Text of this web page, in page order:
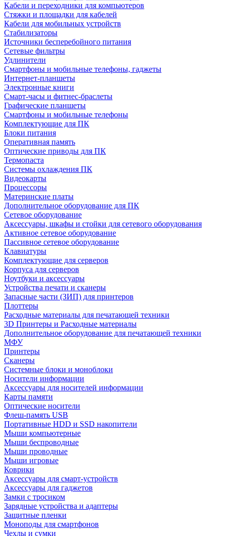
Кабели и переходники для компьютеров
Стяжки и площадки для кабелей
Кабели для мобильных устройств
Стабилизаторы
Источники бесперебойного питания
Сетевые фильтры
Удлинители
Смартфоны и мобильные телефоны, гаджеты
Интернет-планшеты
Электронные книги
Смарт-часы и фитнес-браслеты
Графические планшеты
Смартфоны и мобильные телефоны
Комплектующие для ПК
Блоки питания
Оперативная память
Оптические приводы для ПК
Термопаста
Системы охлаждения ПК
Видеокарты
Процессоры
Материнские платы
Дополнительное оборудование для ПК
Сетевое оборудование
Аксессуары, шкафы и стойки для сетевого оборудования
Активное сетевое оборудование
Пассивное сетевое оборудование
Клавиатуры
Комплектующие для серверов
Корпуса для серверов
Ноутбуки и аксессуары
Устройства печати и сканеры
Запасные части (ЗИП) для принтеров
Плоттеры
Расходные материалы для печатающей техники
3D Принтеры и Расходные материалы
Дополнительное оборудование для печатающей техники
МФУ
Принтеры
Сканеры
Системные блоки и моноблоки
Носители информации
Аксессуары для носителей информации
Карты памяти
Оптические носители
Флеш-память USB
Портативные HDD и SSD накопители
Мыши компьютерные
Мыши беспроводные
Мыши проводные
Мыши игровые
Коврики
Аксессуары для смарт-устройств
Аксессуары для гаджетов
Замки с тросиком
Зарядные устройства и адаптеры
Защитные пленки
Моноподы для смартфонов
Чехлы и сумки